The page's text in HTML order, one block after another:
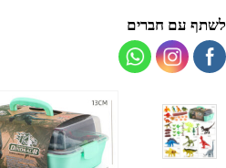
לשתף עם חברים